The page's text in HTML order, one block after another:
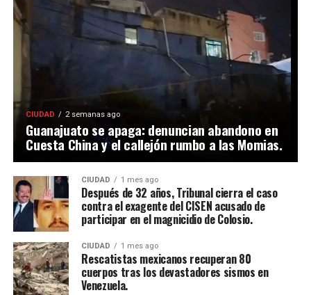
CIUDAD 2 semanas ago
Guanajuato se apaga: denuncian abandono en
Cuesta China y el callejón rumbo a las Momias.
CIUDAD 1 mes ago
Después de 32 años, Tribunal cierra el caso
contra el exagente del CISEN acusado de
participar en el magnicidio de Colosio.
CIUDAD 1 mes ago
Rescatistas mexicanos recuperan 80
cuerpos tras los devastadores sismos en
Venezuela.